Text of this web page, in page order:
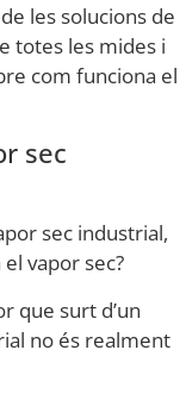
les solucions de
totes les mides i
com funciona el
sec
sec industrial,
vapor sec?
que surt d’un
no és realment